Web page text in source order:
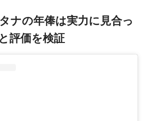
ナの年俸は実力に見合っ
評価を検証